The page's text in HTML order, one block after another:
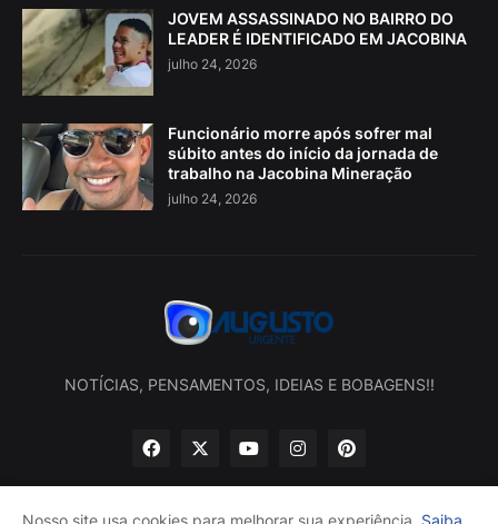
JOVEM ASSASSINADO NO BAIRRO DO
LEADER É IDENTIFICADO EM JACOBINA
julho 24, 2026
Funcionário morre após sofrer mal
súbito antes do início da jornada de
trabalho na Jacobina Mineração
julho 24, 2026
NOTÍCIAS, PENSAMENTOS, IDEIAS E BOBAGENS!!
Nosso site usa cookies para melhorar sua experiência. Saiba